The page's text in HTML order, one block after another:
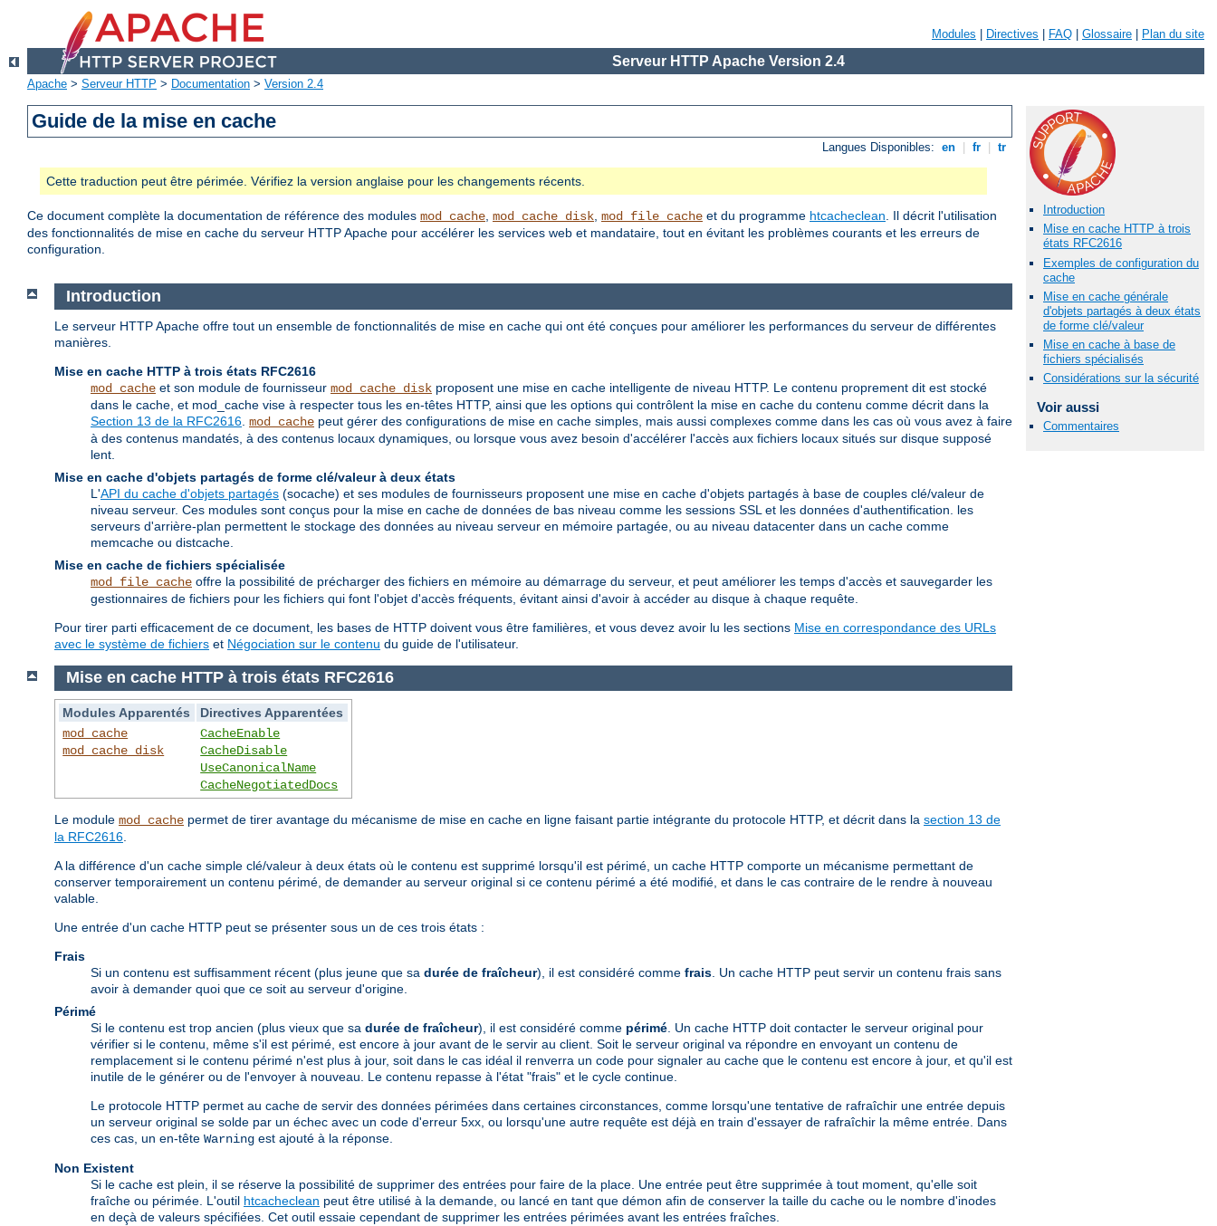
Modules Directives FAQ Glossaire Plan du site
Serveur HTTP Apache Version 2.4
Apache > Serveur HTTP > Documentation > Version 2.4
Guide de la mise en cache
Langues Disponibles: en fr tr
Cette traduction peut être périmée. Vérifiez la version anglaise pour les changements récents.
Ce document complète la documentation de référence des modules mod_cache, mod_cache_disk, mod_file_cache et du programme htcacheclean. Il décrit l'utilisation
des fonctionnalités de mise en cache du serveur HTTP Apache pour accélérer les services web et mandataire, tout en évitant les problèmes courants et les erreurs de
configuration.
Introduction
Mise en cache HTTP à trois
états RFC2616
Exemples de configuration du
cache
Mise en cache générale
d'objets partagés à deux états
de forme clé/valeur
Mise en cache à base de
fichiers spécialisés
Considérations sur la sécurité
Voir aussi
Commentaires
Introduction
Le serveur HTTP Apache offre tout un ensemble de fonctionnalités de mise en cache qui ont été conçues pour améliorer les performances du serveur de différentes
manières.
Mise en cache HTTP à trois états RFC2616
mod_cache et son module de fournisseur mod_cache_disk proposent une mise en cache intelligente de niveau HTTP. Le contenu proprement dit est stocké
dans le cache, et mod_cache vise à respecter tous les en-têtes HTTP, ainsi que les options qui contrôlent la mise en cache du contenu comme décrit dans la
Section 13 de la RFC2616 mod_cache peut gérer des configurations de mise en cache simples, mais aussi complexes comme dans les cas où vous avez à faire
à des contenus mandatés, à des contenus locaux dynamiques, ou lorsque vous avez besoin d'accélérer l'accès aux fichiers locaux situés sur disque supposé
lent.
Mise en cache d'objets partagés de forme clé/valeur à deux états
L'API du cache d'objets partagés (socache) et ses modules de fournisseurs proposent une mise en cache d'objets partagés à base de couples clé/valeur de
niveau serveur. Ces modules sont conçus pour la mise en cache de données de bas niveau comme les sessions SSL et les données d'authentification. les
serveurs d'arrière-plan permettent le stockage des données au niveau serveur en mémoire partagée, ou au niveau datacenter dans un cache comme
memcache ou distcache.
Mise en cache de fichiers spécialisée
mod_file_cache offre la possibilité de précharger des fichiers en mémoire au démarrage du serveur, et peut améliorer les temps d'accès et sauvegarder les
gestionnaires de fichiers pour les fichiers qui font l'objet d'accès fréquents, évitant ainsi d'avoir à accéder au disque à chaque requête.
Pour tirer parti efficacement de ce document, les bases de HTTP doivent vous être familières, et vous devez avoir lu les sections Mise en correspondance des URLs
avec le système de fichiers et Négociation sur le contenu du guide de l'utilisateur.
Mise en cache HTTP à trois états RFC2616
Modules Apparentés
Directives Apparentées
mod_cache
mod_cache_disk
CacheEnable
CacheDisable
UseCanonicalName
CacheNegotiatedDocs
Le module mod_cache permet de tirer avantage du mécanisme de mise en cache en ligne faisant partie intégrante du protocole HTTP, et décrit dans la section 13 de
la RFC2616
A la différence d'un cache simple clé/valeur à deux états où le contenu est supprimé lorsqu'il est périmé, un cache HTTP comporte un mécanisme permettant de
conserver temporairement un contenu périmé, de demander au serveur original si ce contenu périmé a été modifié, et dans le cas contraire de le rendre à nouveau
valable.
Une entrée d'un cache HTTP peut se présenter sous un de ces trois états :
Frais
Si un contenu est suffisamment récent (plus jeune que sa durée de fraîcheur), il est considéré comme frais . Un cache HTTP peut servir un contenu frais sans
avoir à demander quoi que ce soit au serveur d'origine.
Périmé
Si le contenu est trop ancien (plus vieux que sa durée de fraîcheur), il est considéré comme périmé . Un cache HTTP doit contacter le serveur original pour
vérifier si le contenu, même s'il est périmé, est encore à jour avant de le servir au client. Soit le serveur original va répondre en envoyant un contenu de
remplacement si le contenu périmé n'est plus à jour, soit dans le cas idéal il renverra un code pour signaler au cache que le contenu est encore à jour, et qu'il est
inutile de le générer ou de l'envoyer à nouveau. Le contenu repasse à l'état "frais" et le cycle continue.
Le protocole HTTP permet au cache de servir des données périmées dans certaines circonstances, comme lorsqu'une tentative de rafraîchir une entrée depuis
un serveur original se solde par un échec avec un code d'erreur 5xx, ou lorsqu'une autre requête est déjà en train d'essayer de rafraîchir la même entrée. Dans
ces cas, un en-tête Warning est ajouté à la réponse.
Non Existent
Si le cache est plein, il se réserve la possibilité de supprimer des entrées pour faire de la place. Une entrée peut être supprimée à tout moment, qu'elle soit
fraîche ou périmée. L'outil htcacheclean peut être utilisé à la demande, ou lancé en tant que démon afin de conserver la taille du cache ou le nombre d'inodes
en deçà de valeurs spécifiées. Cet outil essaie cependant de supprimer les entrées périmées avant les entrées fraîches.